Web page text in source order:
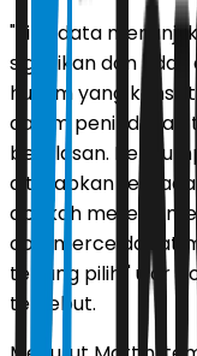
"Jika data
signifikan dan
hukum yang
dalam penindakan
beralasan.
diterapkan
apakah mereka
commerce dapat
tebang pilih," ujar
tersebut.